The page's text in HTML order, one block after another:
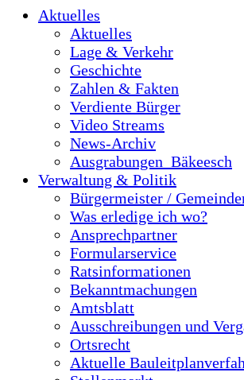
Aktuelles
Aktuelles
Lage & Verkehr
Geschichte
Zahlen & Fakten
Verdiente Bürger
Video Streams
News-Archiv
Ausgrabungen_Bäkeesch
Verwaltung & Politik
Bürgermeister /
Was erledige ich wo?
Ansprechpartner
Formularservice
Ratsinformationen
Bekanntmachungen
Amtsblatt
Ausschreibungen und
Ortsrecht
Aktuelle